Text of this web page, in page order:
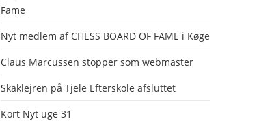
Fame
Nyt medlem af CHESS BOARD OF FAME i Køge
Claus Marcussen stopper som webmaster
Skaklejren på Tjele Efterskole afsluttet
Kort Nyt uge 31